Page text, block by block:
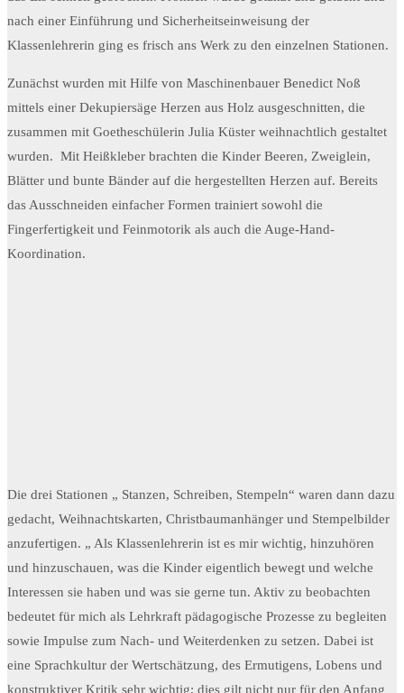
nach einer Einführung und Sicherheitseinweisung der
Klassenlehrerin ging es frisch ans Werk zu den einzelnen Stationen.
Zunächst wurden mit Hilfe von Maschinenbauer Benedict Noß
mittels einer Dekupiersäge Herzen aus Holz ausgeschnitten, die
zusammen mit Goetheschülerin Julia Küster weihnachtlich gestaltet
wurden. Mit Heißkleber brachten die Kinder Beeren, Zweiglein,
Blätter und bunte Bänder auf die hergestellten Herzen auf. Bereits
das Ausschneiden einfacher Formen trainiert sowohl die
Fingerfertigkeit und Feinmotorik als auch die Auge-Hand-
Koordination.
Die drei Stationen „ Stanzen, Schreiben, Stempeln“ waren dann dazu
gedacht, Weihnachtskarten, Christbaumanhänger und Stempelbilder
anzufertigen. „ Als Klassenlehrerin ist es mir wichtig, hinzuhören
und hinzuschauen, was die Kinder eigentlich bewegt und welche
Interessen sie haben und was sie gerne tun. Aktiv zu beobachten
bedeutet für mich als Lehrkraft pädagogische Prozesse zu begleiten
sowie Impulse zum Nach- und Weiterdenken zu setzen. Dabei ist
eine Sprachkultur der Wertschätzung, des Ermutigens, Lobens und
konstruktiver Kritik sehr wichtig; dies gilt nicht nur für den Anfang